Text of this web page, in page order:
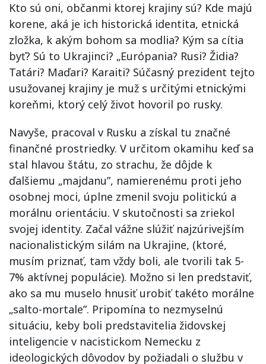
Kto sú oni, občanmi ktorej krajiny sú? Kde majú
korene, aká je ich historická identita, etnická
zložka, k akým bohom sa modlia? Kým sa cítia
byť? Sú to Ukrajinci? „Európania? Rusi? Židia?
Tatári? Maďari? Karaiti? Súčasný prezident tejto
usužovanej krajiny je muž s určitými etnickými
koreňmi, ktorý celý život hovoril po rusky.
Navyše, pracoval v Rusku a získal tu značné
finančné prostriedky. V určitom okamihu keď sa
stal hlavou štátu, zo strachu, že dôjde k
ďalšiemu „majdanu”, namierenému proti jeho
osobnej moci, úplne zmenil svoju politickú a
morálnu orientáciu. V skutočnosti sa zriekol
svojej identity. Začal vážne slúžiť najzúrivejším
nacionalistickým silám na Ukrajine, (ktoré,
musím priznať, tam vždy boli, ale tvorili tak 5-
7% aktívnej populácie). Možno si len predstaviť,
ako sa mu muselo hnusiť urobiť takéto morálne
„salto-mortale”. Pripomína to nezmyselnú
situáciu, keby boli predstavitelia židovskej
inteligencie v nacistickom Nemecku z
ideologických dôvodov by požiadali o službu v